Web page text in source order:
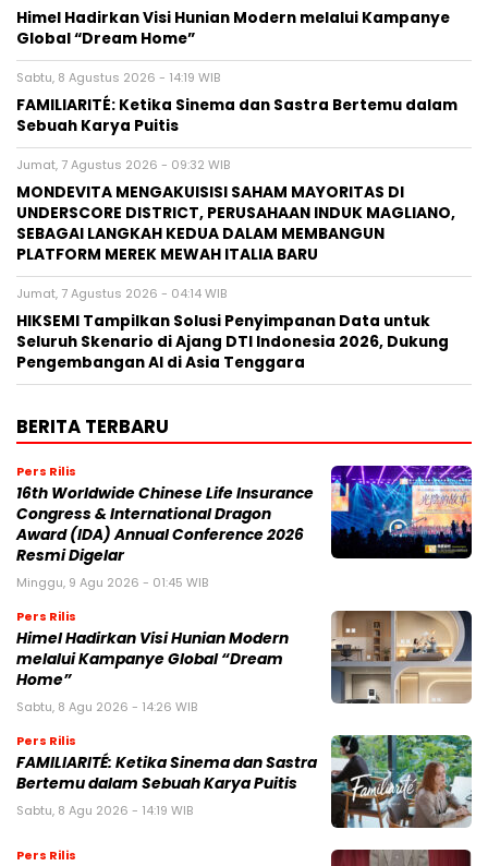
Himel Hadirkan Visi Hunian Modern melalui Kampanye
Global “Dream Home”
Sabtu, 8 Agustus 2026 - 14:19 WIB
FAMILIARITÉ: Ketika Sinema dan Sastra Bertemu dalam
Sebuah Karya Puitis
Jumat, 7 Agustus 2026 - 09:32 WIB
MONDEVITA MENGAKUISISI SAHAM MAYORITAS DI
UNDERSCORE DISTRICT, PERUSAHAAN INDUK MAGLIANO,
SEBAGAI LANGKAH KEDUA DALAM MEMBANGUN
PLATFORM MEREK MEWAH ITALIA BARU
Jumat, 7 Agustus 2026 - 04:14 WIB
HIKSEMI Tampilkan Solusi Penyimpanan Data untuk
Seluruh Skenario di Ajang DTI Indonesia 2026, Dukung
Pengembangan AI di Asia Tenggara
BERITA TERBARU
Pers Rilis
16th Worldwide Chinese Life Insurance
Congress & International Dragon
Award (IDA) Annual Conference 2026
Resmi Digelar
Minggu, 9 Agu 2026 - 01:45 WIB
Pers Rilis
Himel Hadirkan Visi Hunian Modern
melalui Kampanye Global “Dream
Home”
Sabtu, 8 Agu 2026 - 14:26 WIB
Pers Rilis
FAMILIARITÉ: Ketika Sinema dan Sastra
Bertemu dalam Sebuah Karya Puitis
Sabtu, 8 Agu 2026 - 14:19 WIB
Pers Rilis